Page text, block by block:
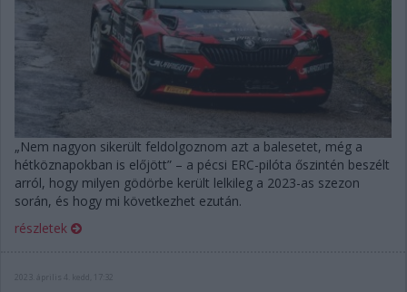
„Nem nagyon sikerült feldolgoznom azt a balesetet, még a
hétköznapokban is előjött” – a pécsi ERC-pilóta őszintén beszélt
arról, hogy milyen gödörbe került lelkileg a 2023-as szezon
során, és hogy mi következhet ezután.
részletek
2023. április 4. kedd, 17:32